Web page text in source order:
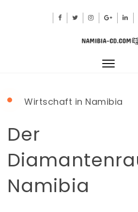
Toggle
Wirtschaft in Namibia
Der
Namibia